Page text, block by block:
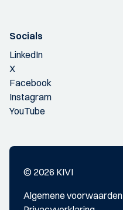
Socials
LinkedIn
X
Facebook
Instagram
YouTube
© 2026 KIVI
Algemene voorwaarden